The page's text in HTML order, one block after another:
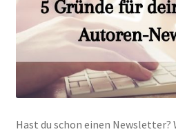
Hast du schon einen Newsletter?